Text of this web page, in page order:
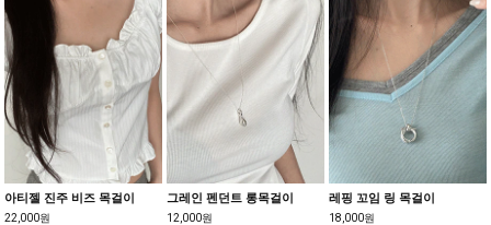
아티젤 진주 비즈 목걸이
22,000원
그레인 펜던트 롱목걸이
12,000원
레핑 꼬임 링 목걸이
18,000원